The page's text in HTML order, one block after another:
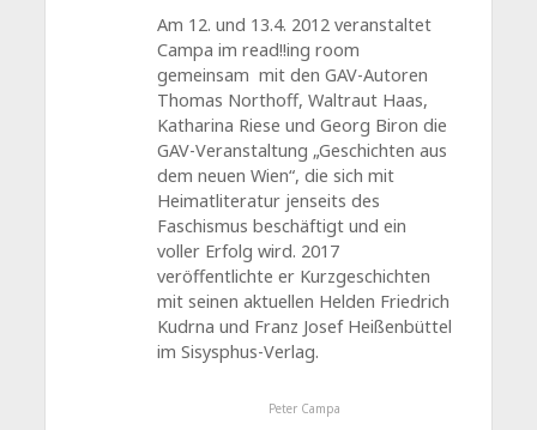
Am 12. und 13.4. 2012 veranstaltet
Campa im read!!ing room
gemeinsam mit den GAV-Autoren
Thomas Northoff, Waltraut Haas,
Katharina Riese und Georg Biron die
GAV-Veranstaltung „Geschichten aus
dem neuen Wien“, die sich mit
Heimatliteratur jenseits des
Faschismus beschäftigt und ein
voller Erfolg wird. 2017
veröffentlichte er Kurzgeschichten
mit seinen aktuellen Helden Friedrich
Kudrna und Franz Josef Heißenbüttel
im Sisysphus-Verlag.
Peter Campa